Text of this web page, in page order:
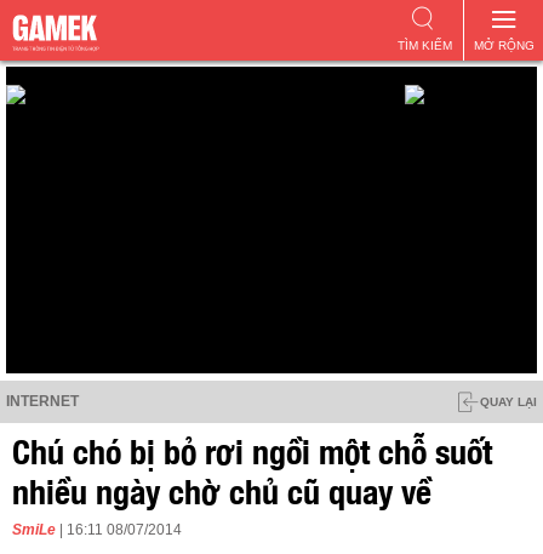
MỞ RỘNG
TÌM KIẾM
INTERNET QUAY LẠI
Chú chó bị bỏ rơi ngồi một chỗ suốt
nhiều ngày chờ chủ cũ quay về
SmiLe | 16:11 08/07/2014